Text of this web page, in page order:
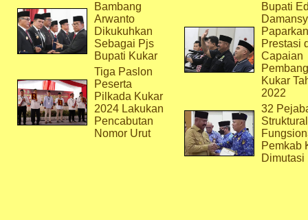
Bambang
Arwanto
Dikukuhkan
Sebagai Pjs
Bupati Kukar
Tiga Paslon
Peserta
Pilkada Kukar
2024 Lakukan
Pencabutan
Nomor Urut
Bupati
Paparkan
Prestasi
Capaian
Kukar
2022
32
Pemkab
Dimutasi